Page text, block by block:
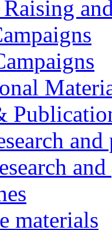
Raising
materials